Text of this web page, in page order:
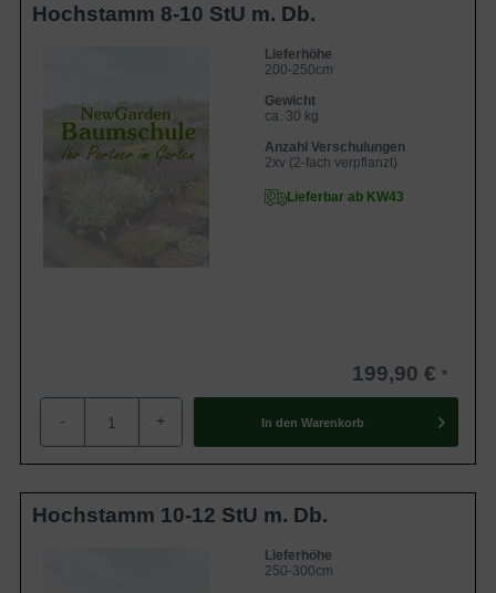
Hochstamm 8-10 StU m. Db.
Lieferhöhe
200-250cm
Gewicht
ca. 30 kg
Anzahl Verschulungen
2xv (2-fach verpflanzt)
Lieferbar ab KW43
199,90 €
- + In den Warenkorb
Hochstamm 10-12 StU m. Db.
Lieferhöhe
250-300cm